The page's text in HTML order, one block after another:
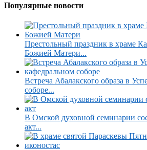
Популярные новости
Престольный праздник в храме
Божией Матери...
Встреча Абалакского образа в
соборе...
В Омской духовной семинарии
акт...